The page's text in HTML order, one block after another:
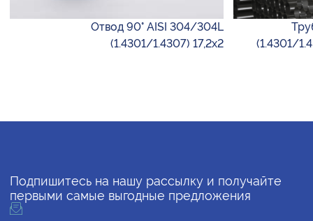
Отвод 90° AISI 304/304L
(1.4301/1.4307) 17,2х2
(1.4301/
Подпишитесь на нашу рассылку и получайте
первыми самые выгодные предложения